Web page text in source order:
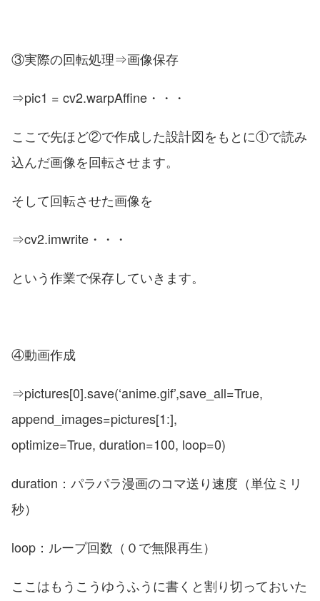
③実際の回転処理⇒画像保存
⇒pic1 = cv2.warpAffine・・・
ここで先ほど②で作成した設計図をもとに①で読み
込んだ画像を回転させます。
そして回転させた画像を
⇒cv2.imwrite・・・
という作業で保存していきます。
④動画作成
⇒pictures[0].save(‘anime.gif’,save_all=True,
append_images=pictures[1:],
optimize=True, duration=100, loop=0)
duration：パラパラ漫画のコマ送り速度（単位ミリ
秒）
loop：ループ回数（０で無限再生）
ここはもうこうゆうふうに書くと割り切っておいた